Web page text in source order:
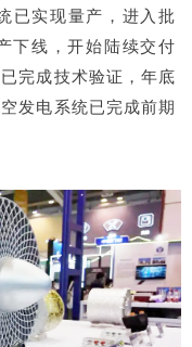
已实现量产，进入批
下线，开始陆续交付
完成技术验证，年底
发电系统已完成前期